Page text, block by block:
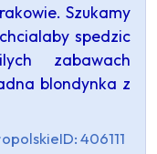
Szukamy
spedzic
zabawach
blondynka z
ID: 406111